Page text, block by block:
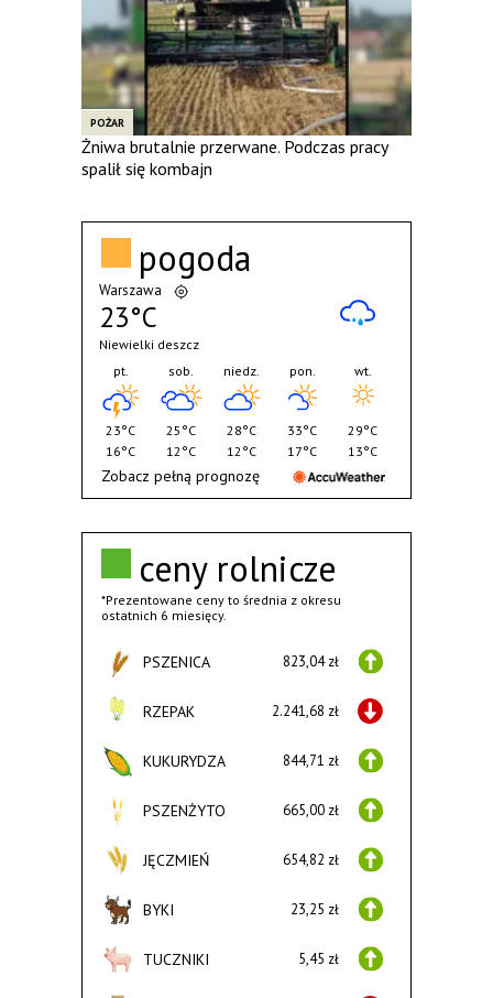
POŻAR
Żniwa brutalnie przerwane. Podczas pracy
spalił się kombajn
ceny rolnicze
*Prezentowane ceny to średnia z okresu
ostatnich 6 miesięcy.
PSZENICA 823,04 zł
RZEPAK 2.241,68 zł
KUKURYDZA 844,71 zł
PSZENŻYTO 665,00 zł
JĘCZMIEŃ 654,82 zł
BYKI 23,25 zł
TUCZNIKI 5,45 zł
pogoda
Warszawa
23°C
Niewielki deszcz
pt.
23°C
16°C
sob.
25°C
12°C
niedz.
28°C
12°C
pon.
33°C
17°C
wt.
29°C
13°C
Zobacz pełną prognozę